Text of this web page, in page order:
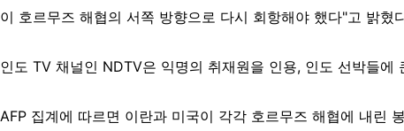
이 호르무즈 해협의 서쪽 방향으로 다시 회항해야 했다"고 밝혔
인도 TV 채널인 NDTV은 익명의 취재원을 인용, 인도 선박들에
AFP 집계에 따르면 이란과 미국이 각각 호르무즈 해협에 내린